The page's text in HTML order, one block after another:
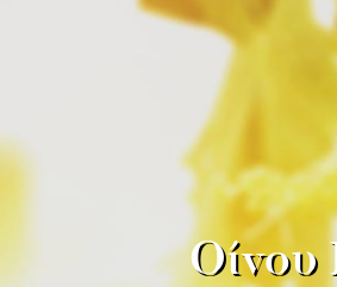
Οίνου